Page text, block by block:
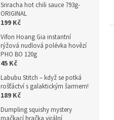
Sriracha hot chili sauce 793g-
ORIGINAL
199 Kč
Vifon Hoang Gia instantní
rýžová nudlová polévka hovězí
PHO BO 120g
45 Kč
Labubu Stitch – když se potká
rošťáctví s galaktickým šarmem!
189 Kč
Dumpling squishy mystery